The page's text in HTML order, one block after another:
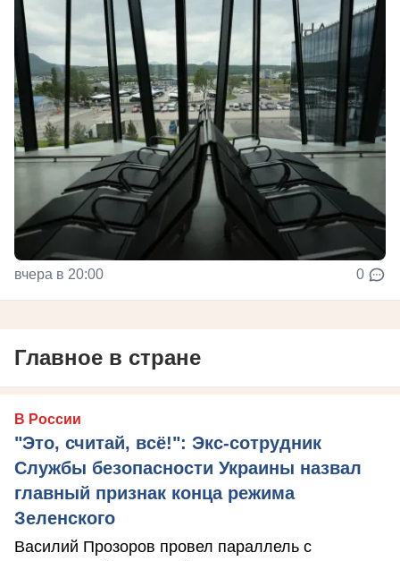
вчера в 20:00 0
Главное в стране
В России
"Это, считай, всё!": Экс-сотрудник
Службы безопасности Украины назвал
главный признак конца режима
Зеленского
Василий Прозоров провел параллель с